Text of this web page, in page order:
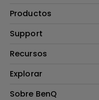
Productos
Proyectores
Iluminación
Altavoz
Support
Contáctanos
Preguntas frecuentes sobre
Información de Devolución
Recursos
Centros de información
Explorar
Embajadores de marca BenQ
Sobre BenQ